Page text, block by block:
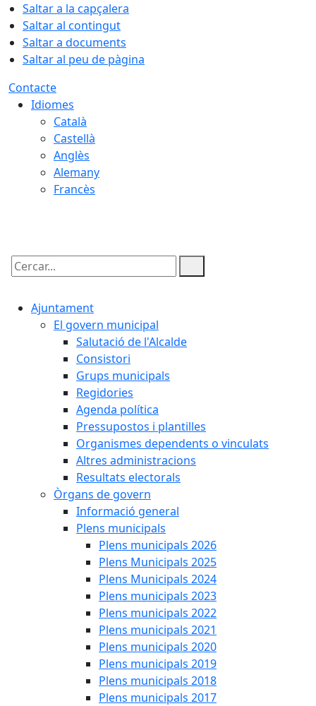
Saltar a la capçalera
Saltar al contingut
Saltar a documents
Saltar al peu de pàgina
Contacte
Idiomes
Català
Castellà
Anglès
Alemany
Francès
Cercar:
Ajuntament
El govern municipal
Salutació de l'Alcalde
Consistori
Grups municipals
Regidories
Agenda política
Pressupostos i plantilles
Organismes dependents o vinculats
Altres administracions
Resultats electorals
Òrgans de govern
Informació general
Plens municipals
Plens municipals 2026
Plens Municipals 2025
Plens Municipals 2024
Plens municipals 2023
Plens municipals 2022
Plens municipals 2021
Plens municipals 2020
Plens municipals 2019
Plens municipals 2018
Plens municipals 2017